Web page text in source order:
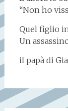
“Non ho
Quel figlio
Un
il papà di